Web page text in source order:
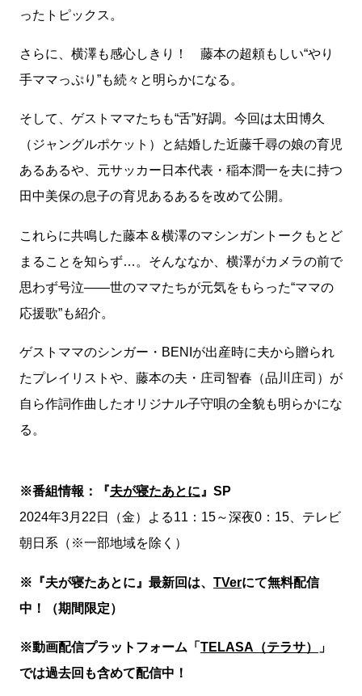
ったトピックス。
さらに、横澤も感心しきり！ 藤本の超頼もしい“やり
手ママっぷり”も続々と明らかになる。
そして、ゲストママたちも“舌”好調。今回は太田博久
（ジャングルポケット）と結婚した近藤千尋の娘の育児
あるあるや、元サッカー日本代表・稲本潤一を夫に持つ
田中美保の息子の育児あるあるを改めて公開。
これらに共鳴した藤本＆横澤のマシンガントークもとど
まることを知らず…。そんななか、横澤がカメラの前で
思わず号泣――世のママたちが元気をもらった“ママの
応援歌”も紹介。
ゲストママのシンガー・BENIが出産時に夫から贈られ
たプレイリストや、藤本の夫・庄司智春（品川庄司）が
自ら作詞作曲したオリジナル子守唄の全貌も明らかにな
る。
※番組情報：『夫が寝たあとに 』SP
2024年3月22日（金）よる11：15～深夜0：15、テレビ
朝日系（※一部地域を除く）
※『夫が寝たあとに』最新回は、 TVerにて無料配信
中！（期間限定）
※動画配信プラットフォーム「TELASA（テラサ）
」
では過去回も含めて配信中！